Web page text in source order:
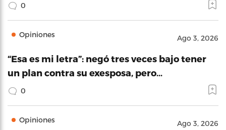
0
Opiniones Ago 3, 2026
“Esa es mi letra”: negó tres veces bajo tener
un plan contra su exesposa, pero…
0
Opiniones Ago 3, 2026